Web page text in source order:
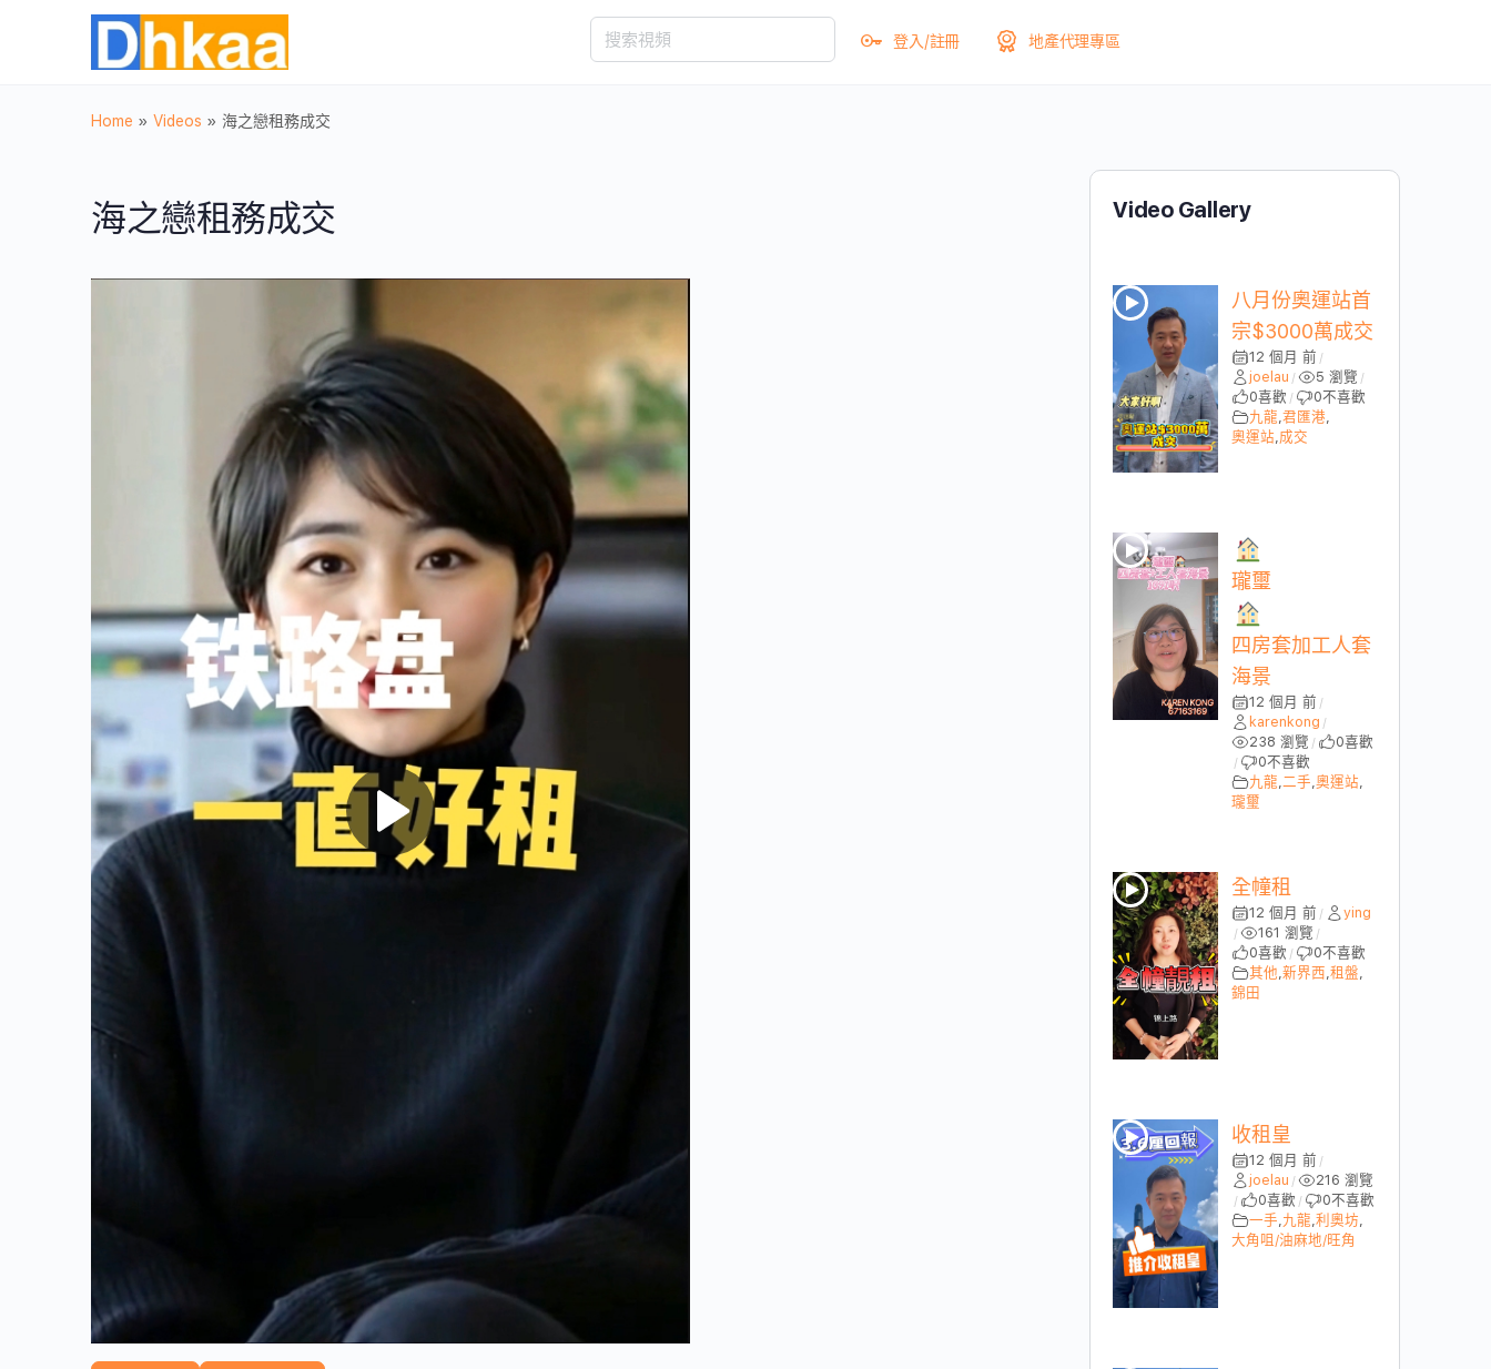
登入/註冊 地產代理專區
Home » Videos » 海之戀租務成交
海之戀租務成交 Video Gallery
八月份奧運站首
宗$3000萬成交
12 個月 前 /
joelau / 5 瀏覽 /
0喜歡 / 0不喜歡
九龍,君匯港,
奧運站,成交
瓏璽
四房套加工人套
海景
12 個月 前 /
karenkong /
238 瀏覽 / 0喜歡
/ 0不喜歡
九龍,二手,奧運站,
瓏璽
全幢租
12 個月 前 / ying
/ 161 瀏覽 /
0喜歡 / 0不喜歡
其他,新界西,租盤,
錦田
收租皇
12 個月 前 /
joelau / 216 瀏覽
/ 0喜歡 / 0不喜歡
一手,九龍,利奧坊,
大角咀/油麻地/旺角